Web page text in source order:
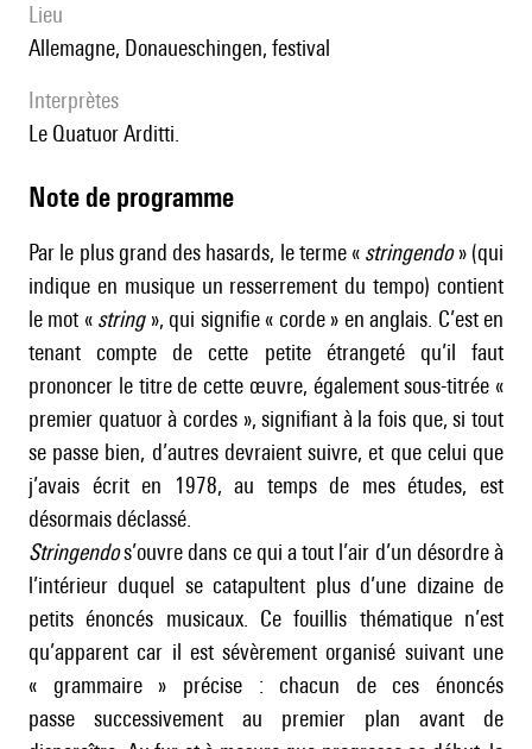
lieu
Allemagne, Donaueschingen, festival
interprètes
le Quatuor Arditti.
Note de programme
Par le plus grand des hasards, le terme « stringendo» (qui
indique en musique un resserrement du tempo) contient
le mot « string», qui signifie « corde » en anglais. C’est en
tenant compte de cette petite étrangeté qu’il faut
prononcer le titre de cette œuvre, également sous-titrée «
premier quatuor à cordes », signifiant à la fois que, si tout
se passe bien, d’autres devraient suivre, et que celui que
j’avais écrit en 1978, au temps de mes études, est
désormais déclassé.
Stringendos’ouvre dans ce qui a tout l’air d’un désordre à
l’intérieur duquel se catapultent plus d’une dizaine de
petits énoncés musicaux. Ce fouillis thématique n’est
qu’apparent car il est sévèrement organisé suivant une
« grammaire » précise : chacun de ces énoncés
passe successivement au premier plan avant de